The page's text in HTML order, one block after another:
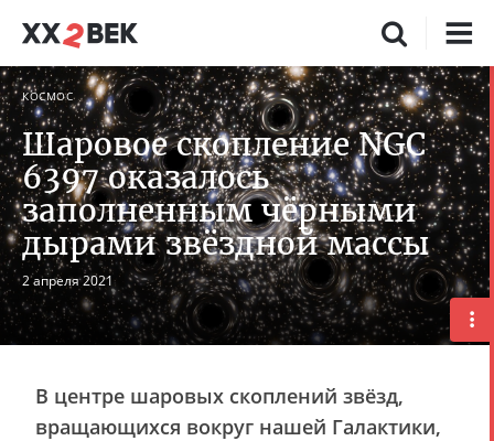
КОСМОС
Шаровое скопление NGC
6397 оказалось
заполненным чёрными
дырами звёздной массы
2 апреля 2021
В центре шаровых скоплений звёзд,
вращающихся вокруг нашей Галактики,